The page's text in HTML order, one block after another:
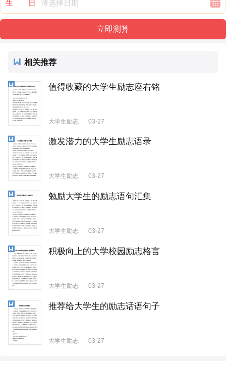
生 日
相关推荐
值得收藏的大学生励志座右铭
大学生励志 03-27
激发潜力的大学生励志语录
大学生励志 03-27
勉励大学生的励志语句汇集
大学生励志 03-27
积极向上的大学校园励志格言
大学生励志 03-27
推荐给大学生的励志话语句子
大学生励志 03-27